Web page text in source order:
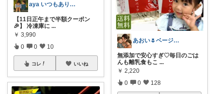
aya いつもありがとうございます🌸
【11日正午まで半額クーポン
🎉】 冷凍庫に ...
￥ 3,990
0 0 10
コレ いいね
あおい🌷ベージュ好き♡時短アイテム好き
無添加で安心すぎ♡毎日のごは
んも離乳食もこ ...
￥ 2,220
0 0 128